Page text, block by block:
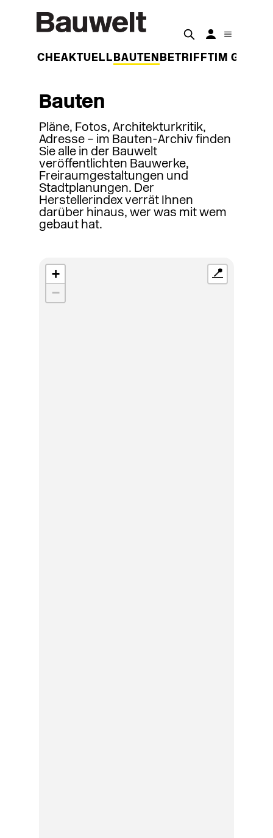
WOCHEAKTUELL BAUTEN BETRIFFT IM
Bauten
Pläne, Fotos, Architekturkritik,
Adresse – im Bauten-Archiv finden
Sie alle in der Bauwelt
veröffentlichten Bauwerke,
Freiraumgestaltungen und
Stadtplanungen. Der
Herstellerindex verrät Ihnen
darüber hinaus, wer was mit wem
gebaut hat.
+
−
📍